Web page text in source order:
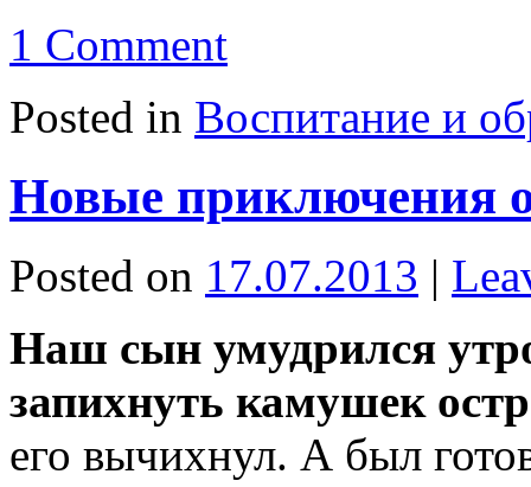
1 Comment
Posted in Воспитание и
Новые приключения
Posted on 17.07.2013 |
Наш сын умудрился
запихнуть камушек
его вычихнул. А был